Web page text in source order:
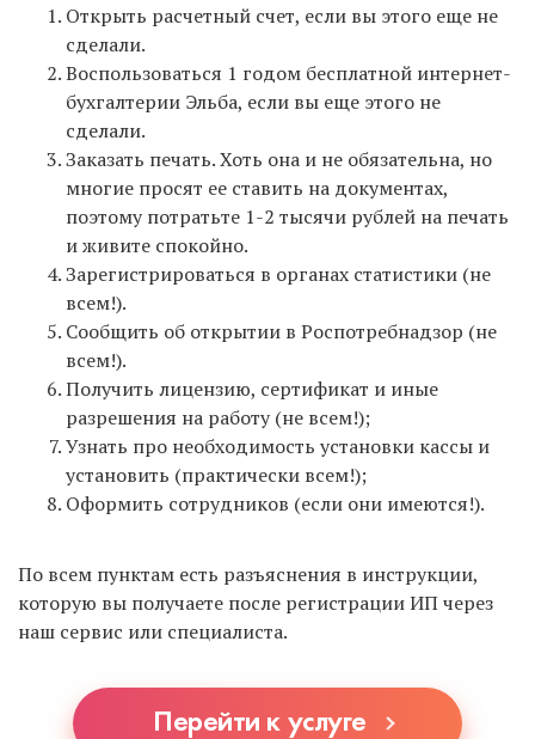
регистрации ИП зарегистрируйтесь в Эльбе по
ЭТОЙ ССЫЛКЕ
В инструкции после формирования документов в
нашем сервисе вам на почту также придет ссылка
для регистрации в Эльбе.
Интернет-бухгалтерия «Мое дело»
отличный вариант. Сервис не дает 1 года
бесплатно, но по отзывам предпринимателей
имеет чуть больший функционал, и можно
полноценно работать даже на ОСНО. Мы тоже
являемся пользователями «Моего дела», поэтому
смело можем рекомендовать. Можете
зарегистрироваться поЭТОЙ ССЫЛКЕ
Открыть расчетный счет, если вы этого еще не
сделали.
Воспользоваться 1 годом бесплатной интернет-
бухгалтерии Эльба, если вы еще этого не
сделали.
Заказать печать. Хоть она и не обязательна, но
многие просят ее ставить на документах,
поэтому потратьте 1-2 тысячи рублей на печать
и живите спокойно.
Зарегистрироваться в органах статистики (не
всем!).
Сообщить об открытии в Роспотребнадзор (не
всем!).
Получить лицензию, сертификат и иные
разрешения на работу (не всем!);
Узнать про необходимость установки кассы и
установить (практически всем!);
Оформить сотрудников (если они имеются!).
По всем пунктам есть разъяснения в инструкции,
которую вы получаете после регистрации ИП через
наш сервис или специалиста.
Перейти к услуге